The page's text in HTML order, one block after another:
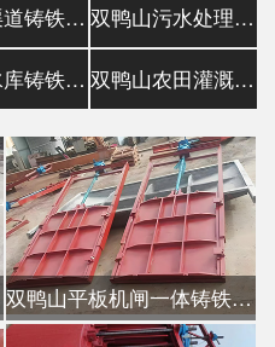
双鸭山渠道铸铁闸门 双鸭山污水处理铸铁镶铜闸门
双鸭山水库铸铁闸门 双鸭山农田灌溉铸铁闸门
双鸭山平板机闸一体铸铁闸门